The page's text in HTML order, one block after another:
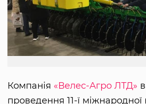
Компанія «Велес-Агро ЛТД»
проведення 11-ї міжнародної